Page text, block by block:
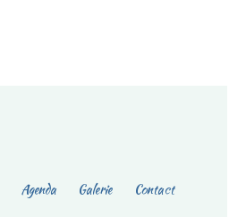
Agenda Galerie Contact